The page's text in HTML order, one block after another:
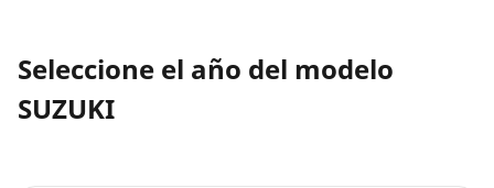
Seleccione el año del modelo
SUZUKI